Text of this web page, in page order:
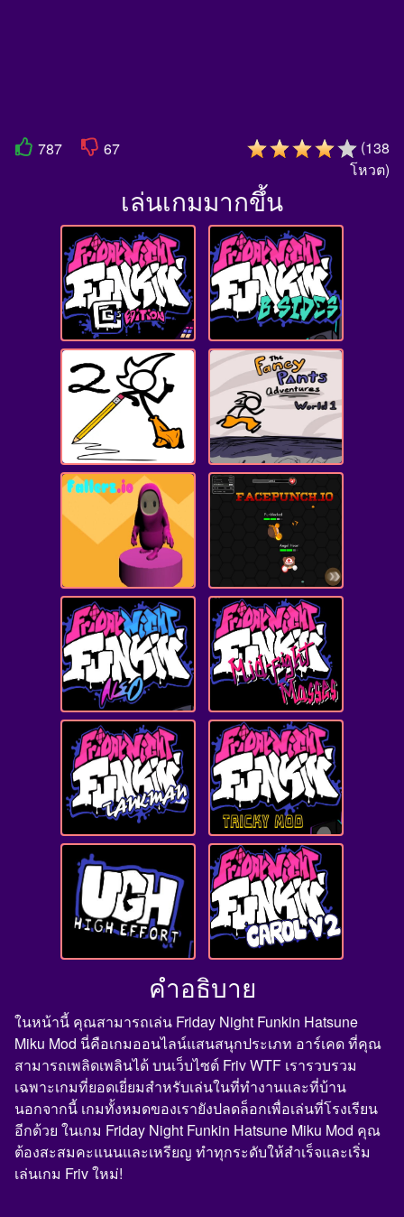
787 67 (138
โหวต)
เล่นเกมมากขึ้น
คำอธิบาย
ในหน้านี้ คุณสามารถเล่น Friday Night Funkin Hatsune
Miku Mod นี่คือเกมออนไลน์แสนสนุกประเภท อาร์เคด ที่คุณ
สามารถเพลิดเพลินได้ บนเว็บไซต์ Friv WTF เรารวบรวม
เฉพาะเกมที่ยอดเยี่ยมสำหรับเล่นในที่ทำงานและที่บ้าน
นอกจากนี้ เกมทั้งหมดของเรายังปลดล็อกเพื่อเล่นที่โรงเรียน
อีกด้วย ในเกม Friday Night Funkin Hatsune Miku Mod คุณ
ต้องสะสมคะแนนและเหรียญ ทำทุกระดับให้สำเร็จและเริ่ม
เล่นเกม Friv ใหม่!